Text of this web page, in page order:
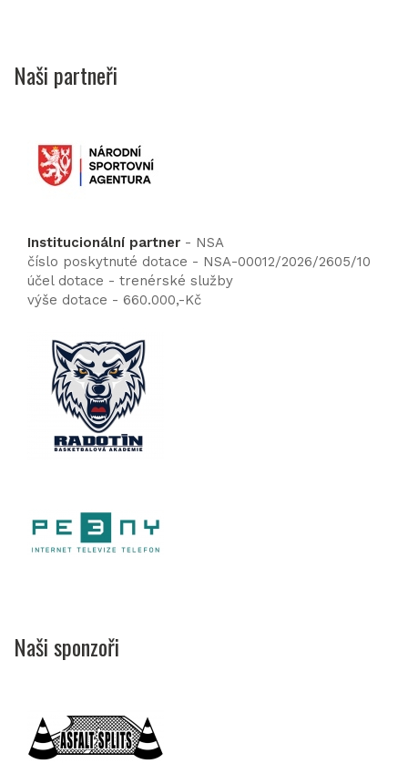
Naši partneři
Institucionální partner - NSA
číslo poskytnuté dotace - NSA-00012/2026/2605/10
účel dotace - trenérské služby
výše dotace - 660.000,-Kč
Naši sponzoři